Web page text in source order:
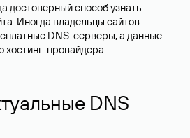
достоверный способ узнать
Иногда владельцы сайтов
DNS-серверы, а данные
хостинг-провайдера.
DNS